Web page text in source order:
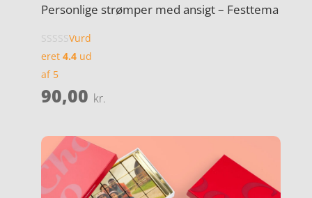
Personlige strømper med ansigt – Festtema
Vurd
eret 4.4ud
af 5
90,00 kr.